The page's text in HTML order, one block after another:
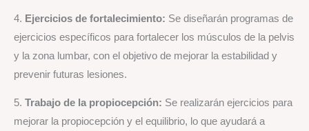
4. Ejercicios de fortalecimiento: Se diseñarán programas de
ejercicios específicos para fortalecer los músculos de la pelvis
y la zona lumbar, con el objetivo de mejorar la estabilidad y
prevenir futuras lesiones.
5. Trabajo de la propiocepción: Se realizarán ejercicios para
mejorar la propiocepción y el equilibrio, lo que ayudará a